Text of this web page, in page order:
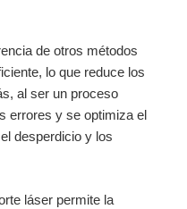
de otros métodos
lo que reduce los
al ser un proceso
errores y se optimiza el
desperdicio y los
láser permite la